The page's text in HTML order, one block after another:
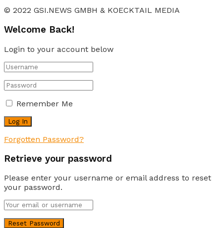
© 2022 GSI.NEWS GMBH & KOECKTAIL MEDIA
Welcome Back!
Login to your account below
Remember Me
Forgotten Password?
Retrieve your password
Please enter your username or email address to reset
your password.